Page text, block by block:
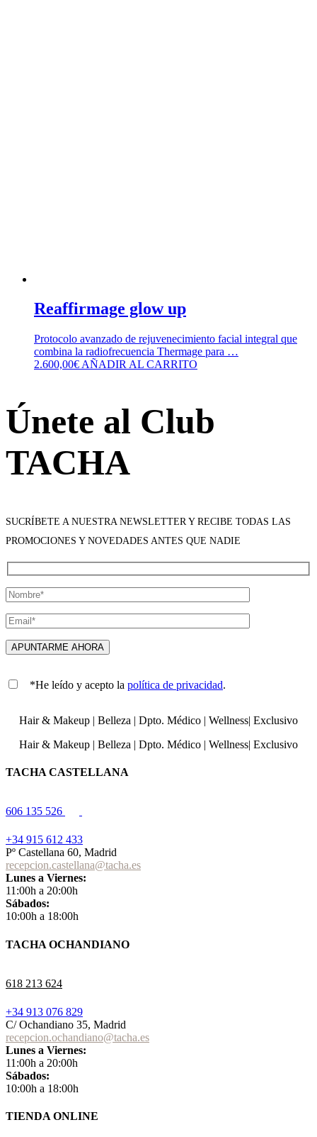
Reaffirmage glow up
Protocolo avanzado de rejuvenecimiento facial integral que
combina la radiofrecuencia Thermage para …
2.600,00€ AÑADIR AL CARRITO
Únete al Club
TACHA
SUCRÍBETE A NUESTRA NEWSLETTER Y RECIBE TODAS LAS
PROMOCIONES Y NOVEDADES ANTES QUE NADIE
*He leído y acepto la política de privacidad.
Hair & Makeup | Belleza | Dpto. Médico | Wellness| Exclusivo
Hair & Makeup | Belleza | Dpto. Médico | Wellness| Exclusivo
TACHA CASTELLANA
606 135 526
+34 915 612 433
Pº Castellana 60, Madrid
recepcion.castellana@tacha.es
Lunes a Viernes:
11:00h a 20:00h
Sábados:
10:00h a 18:00h
TACHA OCHANDIANO
618 213 624
+34 913 076 829
C/ Ochandiano 35, Madrid
recepcion.ochandiano@tacha.es
Lunes a Viernes:
11:00h a 20:00h
Sábados:
10:00h a 18:00h
TIENDA ONLINE